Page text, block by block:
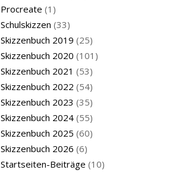
Procreate (1)
Schulskizzen (33)
Skizzenbuch 2019 (25)
Skizzenbuch 2020 (101)
Skizzenbuch 2021 (53)
Skizzenbuch 2022 (54)
Skizzenbuch 2023 (35)
Skizzenbuch 2024(55)
Skizzenbuch 2025 (60)
Skizzenbuch 2026 (6)
Startseiten-Beiträge (10)